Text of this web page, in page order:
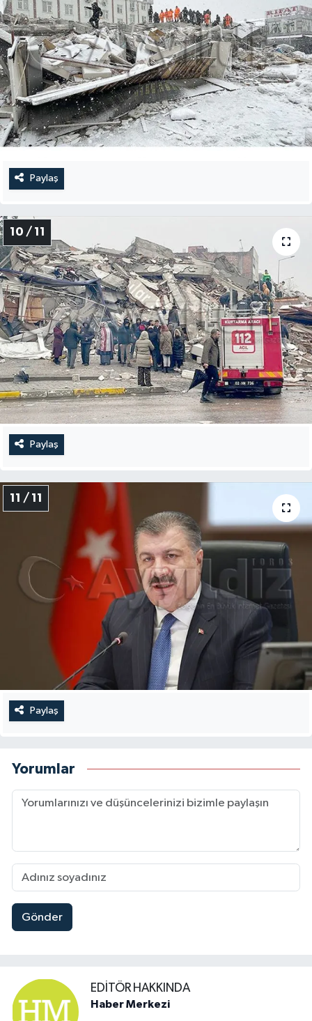
Paylaş
10 / 11
Paylaş
11 / 11
Paylaş
Yorumlar
Gönder
EDITÖR HAKKINDA
Haber Merkezi